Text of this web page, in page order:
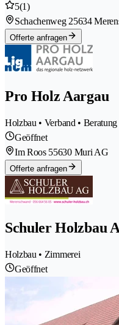
5(1)
Schachenweg 25634
Offerte anfragen
Pro Holz Aargau
Holzbau • Verband •
Geöffnet
Im Roos 55630 Muri AG
Offerte anfragen
Schuler Holzbau
Holzbau • Zimmerei
Geöffnet